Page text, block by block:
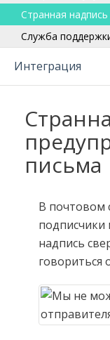
Странная
Служба
Интеграция
письма
В почтовом
подписчики
надпись
говориться